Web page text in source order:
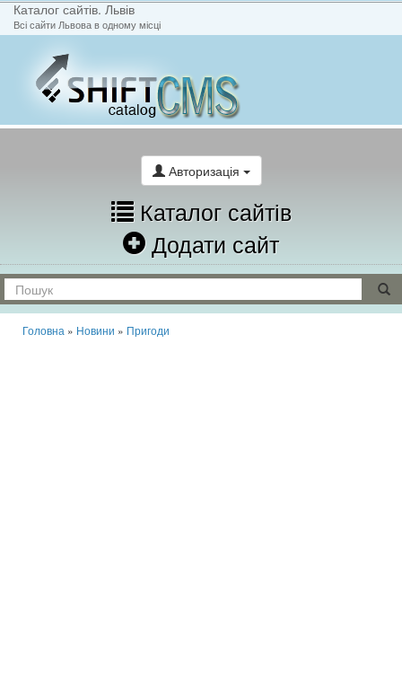
Каталог сайтів. Львів
Всі сайти Львова в одному місці
Авторизація
Каталог сайтів
Додати сайт
Головна » Новини » Пригоди